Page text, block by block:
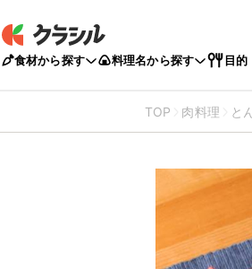
食材から探す 料理名から探す 目的
TOP 肉料理 と